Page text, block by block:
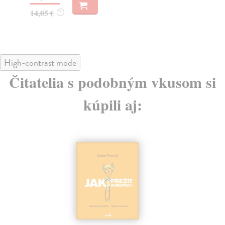
17,88 € ?
High-contrast mode
Čitatelia s podobným vkusom si
kúpili aj: